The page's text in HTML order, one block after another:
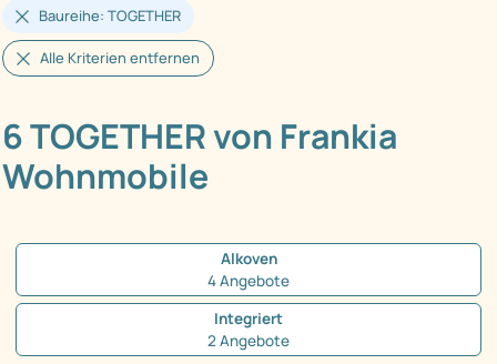
Baureihe: TOGETHER
Alle Kriterien entfernen
6 TOGETHER von Frankia
Wohnmobile
Alkoven
4 Angebote
Integriert
2 Angebote